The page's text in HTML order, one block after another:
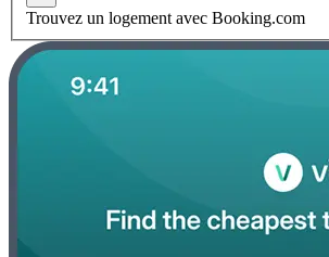
Trouvez un logement avec Booking.com